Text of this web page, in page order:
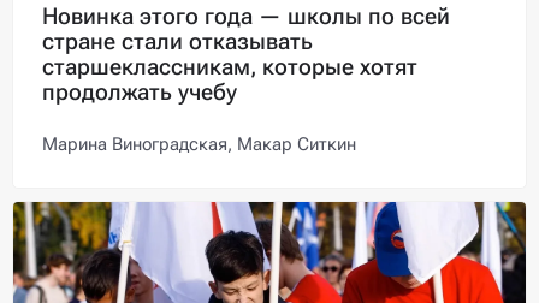
Новинка этого года — школы по всей
стране стали отказывать
старшеклассникам, которые хотят
продолжать учебу
Марина Виноградская, Макар Ситкин